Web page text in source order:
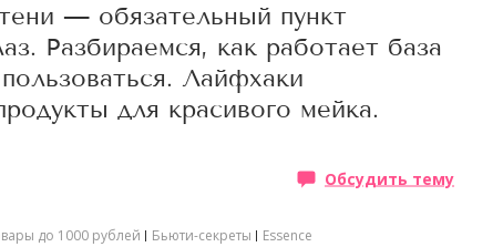
— обязательный пункт
Разбираемся, как работает база
Лайфхаки
для красивого мейка.
Обсудить тему
до 1000 рублей Бьюти-секреты Essence